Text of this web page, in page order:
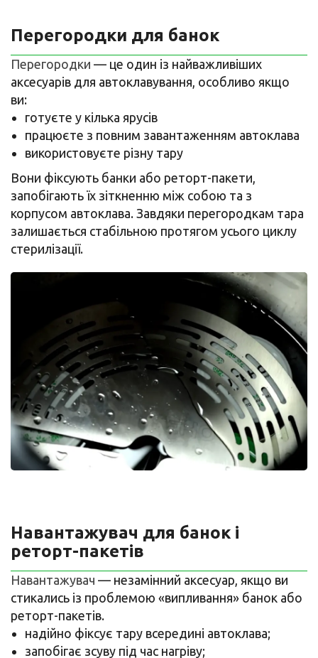
Перегородки для банок
Перегородки — це один із найважливіших
аксесуарів для автоклавування, особливо якщо
ви:
готуєте у кілька ярусів
працюєте з повним завантаженням автоклава
використовуєте різну тару
Вони фіксують банки або реторт-пакети,
запобігають їх зіткненню між собою та з
корпусом автоклава. Завдяки перегородкам тара
залишається стабільною протягом усього циклу
стерилізації.
Навантажувач для банок і
реторт-пакетів
Навантажувач — незамінний аксесуар, якщо ви
стикались із проблемою «випливання» банок або
реторт-пакетів.
надійно фіксує тару всередині автоклава;
запобігає зсуву під час нагріву;